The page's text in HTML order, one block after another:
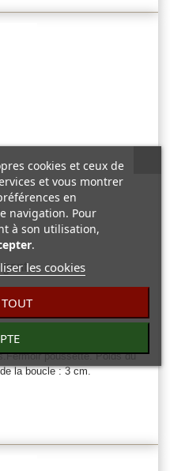
argent massif micro-serti de
poussette. Poids du
la boucle : 3 cm.
cookies et ceux de
et vous montrer
en
navigation. Pour
à son utilisation,
.
les cookies
TOUT